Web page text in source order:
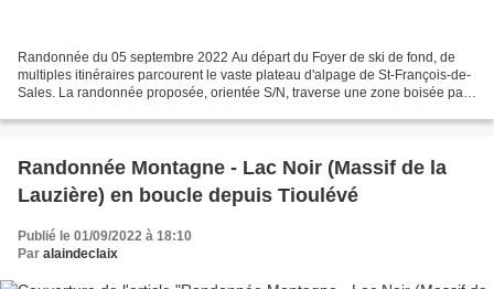
Randonnée du 05 septembre 2022 Au départ du Foyer de ski de fond, de
multiples itinéraires parcourent le vaste plateau d'alpage de St-François-de-
Sales. La randonnée proposée, orientée S/N, traverse une zone boisée par
Randonnée Montagne - Lac Noir (Massif de la
Lauzière) en boucle depuis Tioulévé
Publié le 01/09/2022 à 18:10
Par alaindeclaix